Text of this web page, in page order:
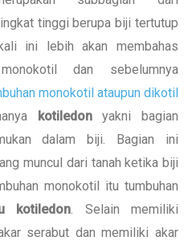
tinggi berupa biji tertutup
ini lebih akan membahas
dan sebelumnya
monokotil ataupun dikotil
kotiledonyakni bagian
dalam biji. Bagian ini
muncul dari tanah ketika biji
monokotil itu tumbuhan
kotiledon . Selain memiliki
serabut dan memiliki akar